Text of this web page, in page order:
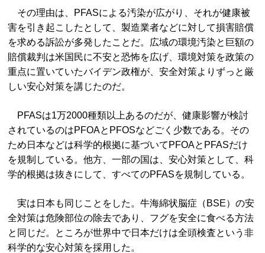
その理由は、PFASによる汚染が広がり、それが健康被
害を引き起こしたとして、製造業者などに対して損害賠償
を求める訴訟が多発したことだ。広域の環境汚染と巨額の
賠償裁判は米国民に不安と恐怖を広げ、環境対策を政策の
重点に置いていたバイデン政権が、安全対策よりずっと厳
しい安心対策を講じたのだ。
PFASは1万2000種類以上あるのだが、健康影響が検討
されているのはPFOAとPFOSなどごく少数である。その
ため日本などは科学的根拠に基づいてPFOAとPFASだけ
を規制している。他方、一部の国は、安心対策として、科
学的根拠は抜きにして、すべてのPFASを規制している。
実は日本も同じことをした。牛海綿状脳症（BSE）の安
全対策は危険部位の除去であり、フグを安全に食べる方法
と同じだ。ところが世界中で日本だけは全頭検査という非
科学的な安心対策を採用した。